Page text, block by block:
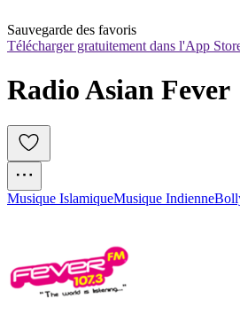
Sauvegarde des favoris
Télécharger gratuitement dans l'App
Radio Asian Fever
Musique IslamiqueMusique Indienne